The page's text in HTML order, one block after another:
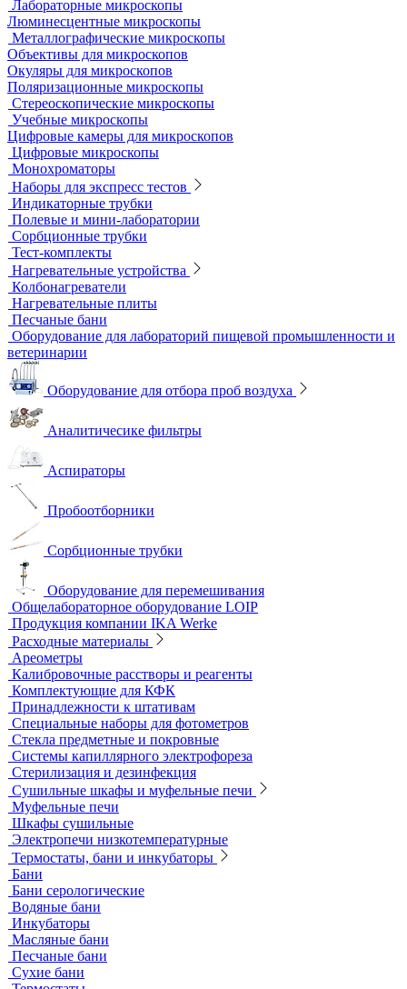
Оборудование для дробления и измельчения
Жидкостные термостаты и криостаты
Лабораторная посуда
Воронки делительные
Колбы
Мерная посуда
Посуда общего назначения
Центрифужные пробирки
Микроскопы
Инвертируемые микроскопы
Комплектующие к микроскопам
Лабораторные микроскопы
Люминесцентные микроскопы
Металлографические микроскопы
Объективы для микроскопов
Окуляры для микроскопов
Поляризационные микроскопы
Стереоскопические микроскопы
Учебные микроскопы
Цифровые камеры для микроскопов
Цифровые микроскопы
Монохроматоры
Наборы для экспресс тестов
Индикаторные трубки
Полевые и мини-лаборатории
Тест-комплекты
Нагревательные устройства
Колбонагреватели
Нагревательные плиты
Песчаные бани
Оборудование для лабораторий пищевой промышленности и
ветеринарии
Оборудование для отбора проб воздуха
Аналитичесике фильтры
Аспираторы
Пробоотборники
Сорбционные трубки
Оборудование для перемешивания
Общелабораторное оборудование LOIP
Продукция компании IKA Werke
Расходные материалы
Ареометры
Калибровочные расстворы и реагенты
Комплектующие для КФК
Принадлежности к штативам
Специальные наборы для фотометров
Стекла предметные и покровные
Системы капиллярного электрофореза
Стерилизация и дезинфекция